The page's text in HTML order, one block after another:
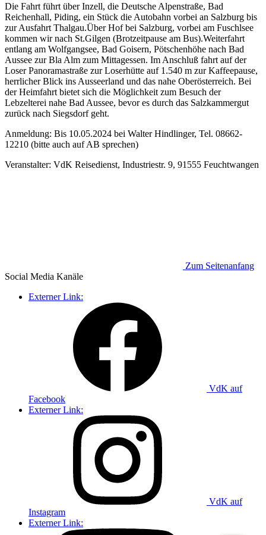
Die Fahrt führt über Inzell, die Deutsche Alpenstraße, Bad
Reichenhall, Piding, ein Stück die Autobahn vorbei an Salzburg bis
zur Ausfahrt Thalgau.Über Hof bei Salzburg, vorbei am Fuschlsee
kommen wir nach St.Gilgen (Brotzeitpause am Bus).Weiterfahrt
entlang am Wolfgangsee, Bad Goisern, Pötschenhöhe nach Bad
Aussee zur Bla Alm zum Mittagessen. Im Anschluß fahrt auf der
Loser Panoramastraße zur Loserhütte auf 1.540 m zur Kaffeepause,
herrlicher Blick ins Ausseerland und das nahe Oberösterreich. Bei
der Heimfahrt bietet sich die Möglichkeit zum Besuch der
Lebzelterei nahe Bad Aussee, bevor es durch das Salzkammergut
zurück nach Siegsdorf geht.
Anmeldung: Bis 10.05.2024 bei Walter Hindlinger, Tel. 08662-
12210 (bitte auch auf AB sprechen)
Veranstalter: VdK Reisedienst, Industriestr. 9, 91555 Feuchtwangen
Zum Seitenanfang
Social Media Kanäle
Externer Link:
VdK auf
Facebook
Externer Link:
VdK auf
Instagram
Externer Link: